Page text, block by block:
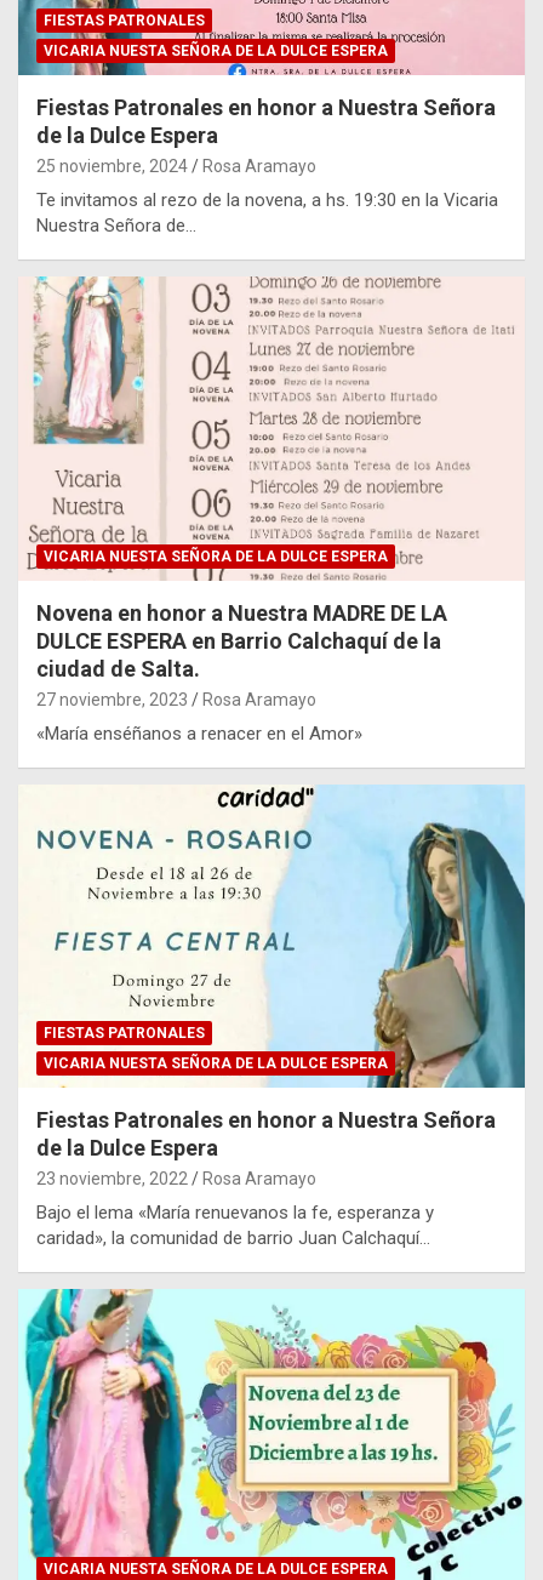
FIESTAS PATRONALES
VICARIA NUESTA SEÑORA DE LA DULCE ESPERA
Fiestas Patronales en honor a Nuestra Señora
de la Dulce Espera
25 noviembre, 2024 Rosa Aramayo
Te invitamos al rezo de la novena, a hs. 19:30 en la Vicaria
Nuestra Señora de…
VICARIA NUESTA SEÑORA DE LA DULCE ESPERA
Novena en honor a Nuestra MADRE DE LA
DULCE ESPERA en Barrio Calchaquí de la
ciudad de Salta.
27 noviembre, 2023 Rosa Aramayo
«María enséñanos a renacer en el Amor»
FIESTAS PATRONALES
VICARIA NUESTA SEÑORA DE LA DULCE ESPERA
Fiestas Patronales en honor a Nuestra Señora
de la Dulce Espera
23 noviembre, 2022 Rosa Aramayo
Bajo el lema «María renuevanos la fe, esperanza y
caridad», la comunidad de barrio Juan Calchaquí…
VICARIA NUESTA SEÑORA DE LA DULCE ESPERA